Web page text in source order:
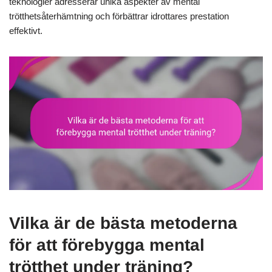
trötthetsåterhämtning och förbättrar idrottares prestation
effektivt.
Vilka är de bästa metoderna
för att förebygga mental
trötthet under träning?